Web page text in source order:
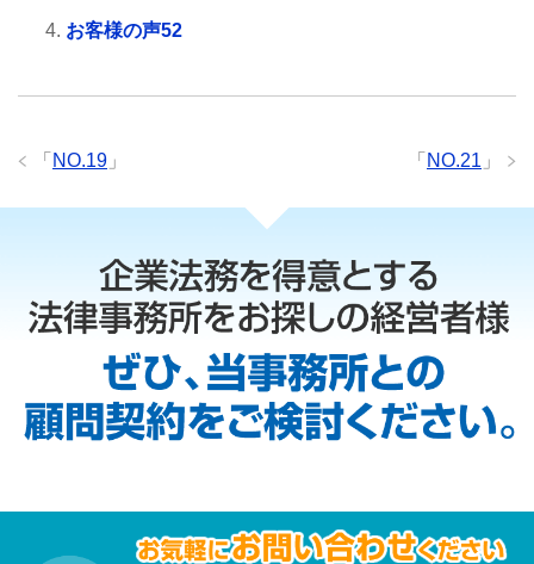
お客様の声52
「 NO.21 」
「 NO.19 」